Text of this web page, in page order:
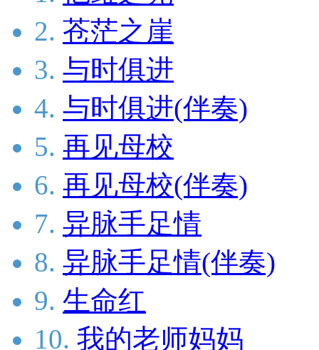
2. 苍茫之崖
3. 与时俱进
4. 与时俱进(伴奏)
5. 再见母校
6. 再见母校(伴奏)
7. 异脉手足情
8. 异脉手足情(伴奏)
9. 生命红
10. 我的老师妈妈